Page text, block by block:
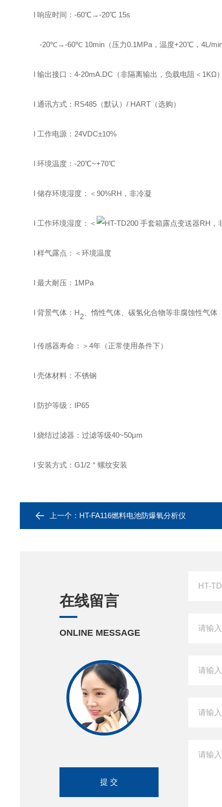
l 响应时间： -60℃ →-20℃ 15s
-20℃→-60℃ 10min （压力0.1MPa ， 温度+20℃ ， 4L/
l 输出接口 ： 4-20mA.DC （非隔离输出，负载电阻 ＜ 1KΩ
l 通讯方式 ： RS485 （默认 ） / HART （选购）
l 工作电源 ： 24VDC±10%
l 环境温度 ： -20℃~+70℃
l 储存环境湿度 ： ＜ 90%RH ，非冷凝
l 工作环境湿度 ： ＜ RH ，
l 样气露点 ： ＜ 环境温度
l 最大耐压 ： 1MPa
l 背景气体： H2 、惰性气体、碳氢化合物等非腐蚀性气体
l 传感器寿命 ： ＞ 4年（正常使用条件下）
l 壳体材料：不锈钢
l 防护等级： IP65
l 烧结过滤器：过滤等级40~50μm
l 安装方式： G1/2 ＂螺纹安装
上一个： HT-FA116燃料电池防爆氧分析仪
在线留言
ONLINE MESSAGE